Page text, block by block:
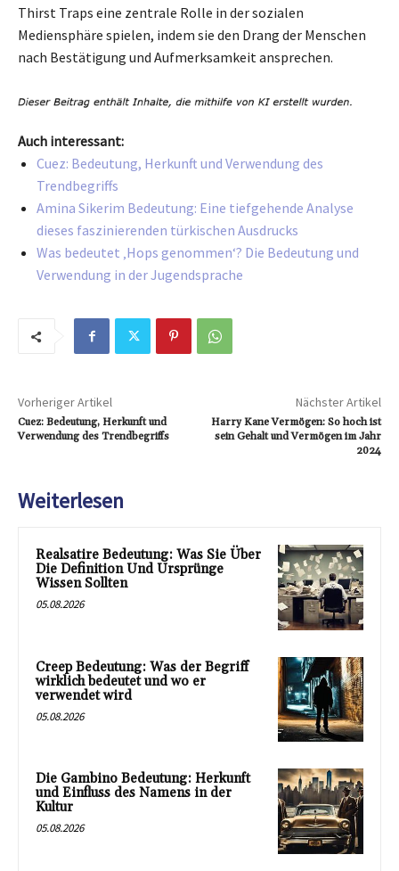
Thirst Traps eine zentrale Rolle in der sozialen
Mediensphäre spielen, indem sie den Drang der Menschen
nach Bestätigung und Aufmerksamkeit ansprechen.
Auch interessant:
Cuez: Bedeutung, Herkunft und Verwendung des
Trendbegriffs
Amina Sikerim Bedeutung: Eine tiefgehende Analyse
dieses faszinierenden türkischen Ausdrucks
Was bedeutet ‚Hops genommen‘? Die Bedeutung und
Verwendung in der Jugendsprache
Vorheriger Artikel
Cuez: Bedeutung, Herkunft und
Verwendung des Trendbegriffs
Nächster Artikel
Harry Kane Vermögen: So hoch ist
sein Gehalt und Vermögen im Jahr
2024
Weiterlesen
Realsatire Bedeutung: Was Sie Über
Die Definition Und Ursprünge
Wissen Sollten
05.08.2026
Creep Bedeutung: Was der Begriff
wirklich bedeutet und wo er
verwendet wird
05.08.2026
Die Gambino Bedeutung: Herkunft
und Einfluss des Namens in der
Kultur
05.08.2026